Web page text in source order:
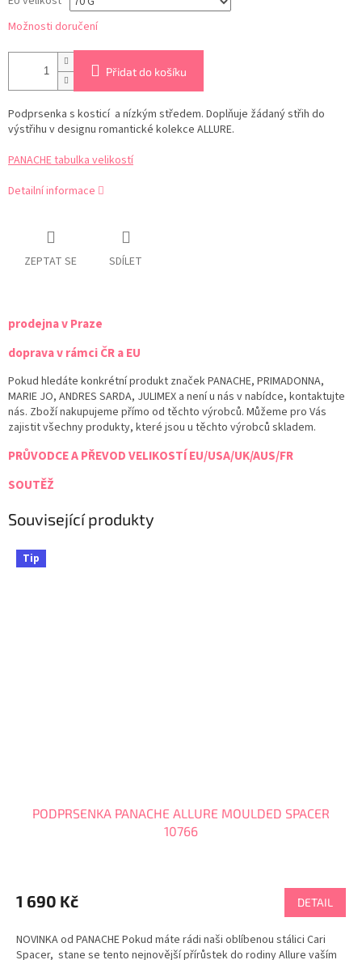
Možnosti doručení
Přidat do košíku
Podprsenka s kosticí a nízkým středem. Doplňuje žádaný střih do
výstřihu v designu romantické kolekce ALLURE.
PANACHE tabulka velikostí
Detailní informace
ZEPTAT SE SDÍLET
prodejna v Praze
doprava v rámci ČR a EU
Pokud hledáte konkrétní produkt značek PANACHE, PRIMADONNA,
MARIE JO, ANDRES SARDA, JULIMEX a není u nás v nabídce, kontaktujte
nás. Zboží nakupujeme přímo od těchto výrobců. Můžeme pro Vás
zajistit všechny produkty, které jsou u těchto výrobců skladem.
PRŮVODCE A PŘEVOD VELIKOSTÍ EU/USA/UK/AUS/FR
SOUTĚŽ
Související produkty
Tip
PODPRSENKA PANACHE ALLURE MOULDED SPACER
10766
1 690 Kč DETAIL
NOVINKA od PANACHE Pokud máte rádi naši oblíbenou stálici Cari
Spacer, stane se tento nejnovější přírůstek do rodiny Allure vaším